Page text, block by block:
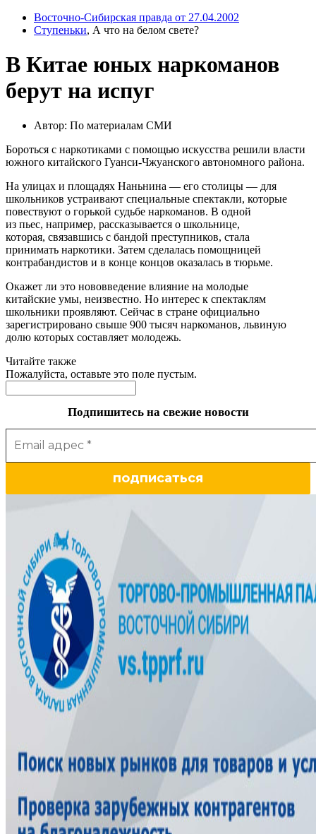
Восточно-Сибирская правда от 27.04.2002
Ступеньки, А что на белом свете?
В Китае юных наркоманов
берут на испуг
Автор: По материалам СМИ
Бороться с наркотиками с помощью искусства решили власти
южного китайского Гуанси-Чжуанского автономного района.
На улицах и площадях Наньнина — его столицы — для
школьников устраивают специальные спектакли, которые
повествуют о горькой судьбе наркоманов. В одной
из пьес, например, рассказывается о школьнице,
которая, связавшись с бандой преступников, стала
принимать наркотики. Затем сделалась помощницей
контрабандистов и в конце концов оказалась в тюрьме.
Окажет ли это нововведение влияние на молодые
китайские умы, неизвестно. Но интерес к спектаклям
школьники проявляют. Сейчас в стране официально
зарегистрировано свыше 900 тысяч наркоманов, львиную
долю которых составляет молодежь.
Читайте также
Пожалуйста, оставьте это поле пустым.
Подпишитесь на свежие новости